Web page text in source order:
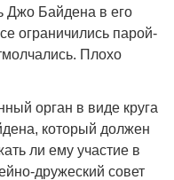
Джо Байдена в его
ограничились парой-
Плохо
орган в виде круга
который должен
ли ему участие в
дружеский совет